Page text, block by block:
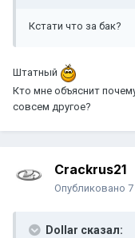
Кстати что за бак?
Штатный
Кто мне объяснит
совсем другое?
Crackrus21
Опубликовано
Dollar сказал: